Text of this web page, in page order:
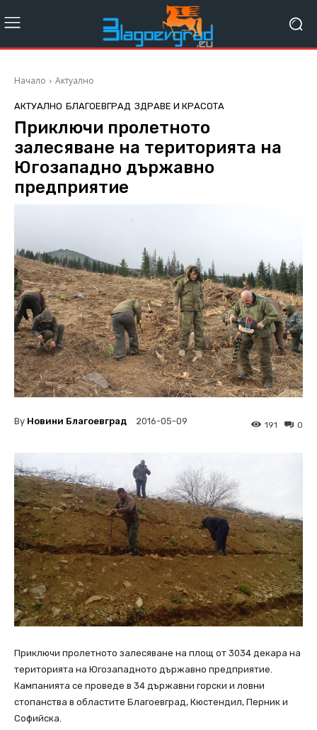
Начало Актуално
АКТУАЛНО БЛАГОЕВГРАД ЗДРАВЕ И КРАСОТА
Приключи пролетното
залесяване на територията на
Югозападно държавно
предприятие
By Новини Благоевград 2016-05-09 0
191
Приключи пролетното залесяване на площ от 3034 декара на
територията на Югозападното държавно предприятие.
Кампанията се проведе в 34 държавни горски и ловни
стопанства в областите Благоевград, Кюстендил, Перник и
Софийска.